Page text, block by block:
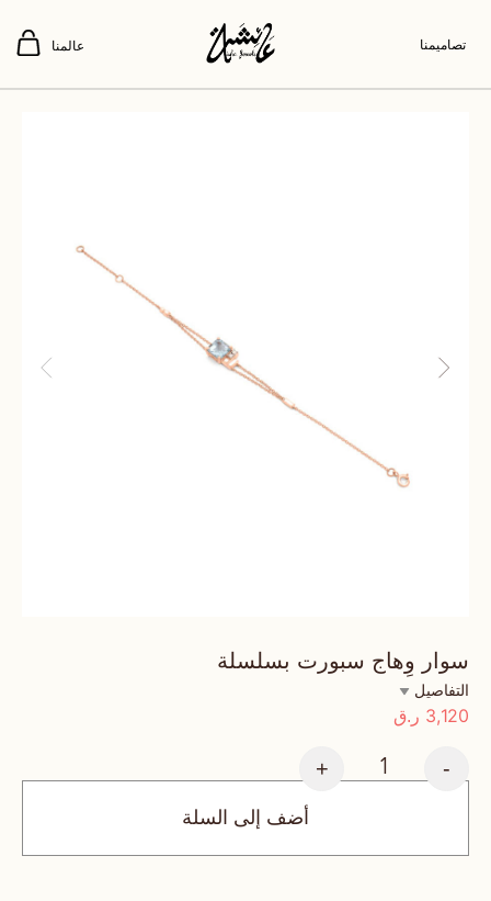
تصاميمنا عالمنا
سوار وِهاج سبورت بسلسلة
التفاصيل
3,120 ر.ق
-
+
أضف إلى السلة